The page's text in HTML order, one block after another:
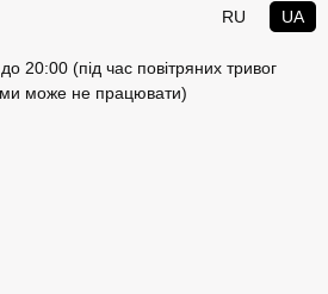
RU UA
20:00 (під час повітряних тривог
може не працювати)